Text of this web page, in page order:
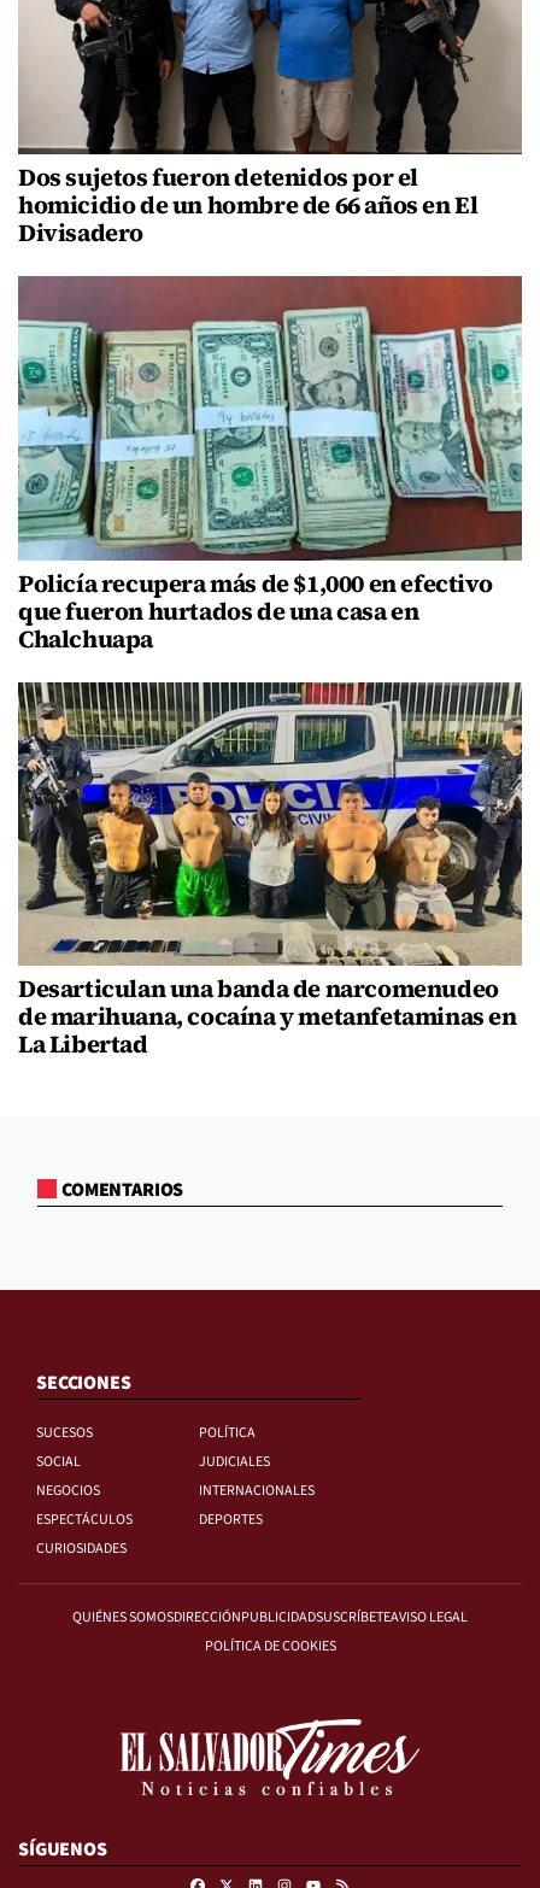
Dos sujetos fueron detenidos por el
homicidio de un hombre de 66 años en El
Divisadero
Policía recupera más de $1,000 en efectivo
que fueron hurtados de una casa en
Chalchuapa
Desarticulan una banda de narcomenudeo
de marihuana, cocaína y metanfetaminas en
La Libertad
COMENTARIOS
SECCIONES
SUCESOS
POLÍTICA
SOCIAL
JUDICIALES
NEGOCIOS
INTERNACIONALES
ESPECTÁCULOS
DEPORTES
CURIOSIDADES
QUIÉNES SOMOSDIRECCIÓNPUBLICIDADSUSCRÍBETEAVISO LEGAL
POLÍTICA DE COOKIES
SÍGUENOS
FacebookLinkedinInstagram